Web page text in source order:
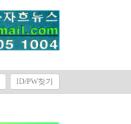
ID/PW찾기